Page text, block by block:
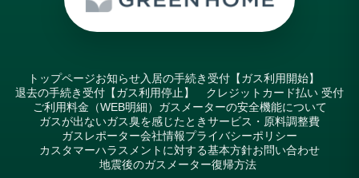
トップページお知らせ入居の手続き受付【ガス利用開始】
退去の手続き受付【ガス利用停止】 クレジットカード払い 受付
ご利用料金（WEB明細） ガスメーターの安全機能について
ガスが出ないガス臭を感じたときサービス・原料調整費
ガスレポーター会社情報プライバシーポリシー
カスタマーハラスメントに対する基本方針お問い合わせ
地震後のガスメーター復帰方法